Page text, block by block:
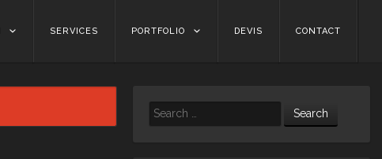
SERVICES PORTFOLIO DEVIS CONTACT
Search